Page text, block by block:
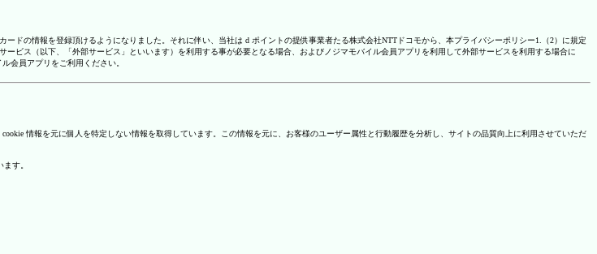
ドの情報を登録頂けるようになりました。それに伴い、当社は d ポイントの提供事業者たる株式会社NTTドコモから、本プライバシーポリシー1.（2）に規定
ビス（以下、「外部サービス」といいます）を利用する事が必要となる場合、およびノジマモバイル会員アプリを利用して外部サービスを利用する場合に
会員アプリをご利用ください。
情報を元に個人を特定しない情報を取得しています。この情報を元に、お客様のユーザー属性と行動履歴を分析し、サイトの品質向上に利用させていただ
す。